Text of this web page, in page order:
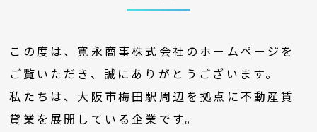
この度は、寛永商事株式会社のホームページを
ご覧いただき、誠にありがとうございます。
私たちは、大阪市梅田駅周辺を拠点に不動産賃
貸業を展開している企業です。